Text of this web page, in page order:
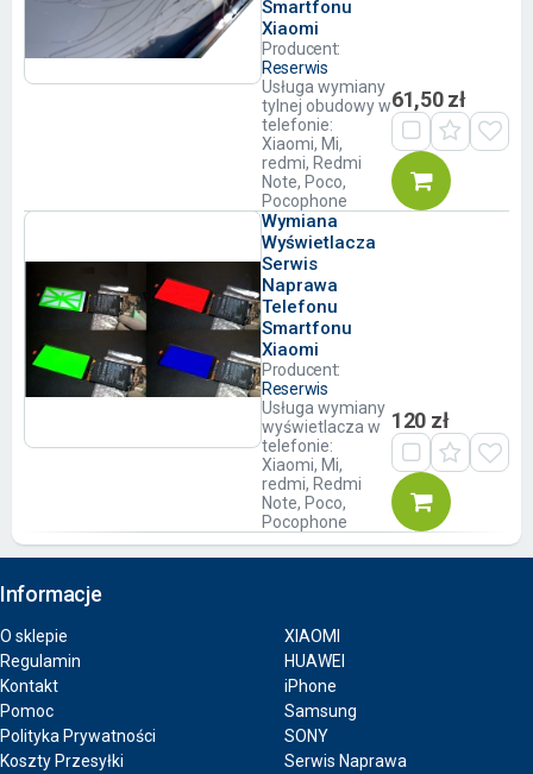
Smartfonu
Xiaomi
Producent:
Reserwis
Usługa wymiany
tylnej obudowy w
telefonie:
Xiaomi, Mi,
redmi, Redmi
Note, Poco,
Pocophone
61,50 zł
Wymiana
Wyświetlacza
Serwis
Naprawa
Telefonu
Smartfonu
Xiaomi
Producent:
Reserwis
Usługa wymiany
wyświetlacza w
telefonie:
Xiaomi, Mi,
redmi, Redmi
Note, Poco,
Pocophone
120 zł
Informacje
O sklepie
Regulamin
Kontakt
Pomoc
Polityka Prywatności
Koszty Przesyłki
XIAOMI
HUAWEI
iPhone
Samsung
SONY
Serwis Naprawa